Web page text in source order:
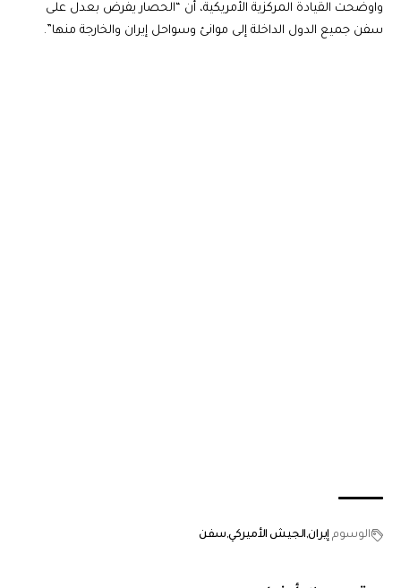
واوضحت القيادة المركزية الأمريكية، أن “الحصار يفرض بعدل على
سفن جميع الدول الداخلة إلى موانئ وسواحل إيران والخارجة منها”.
الوسوم إيران الجيش الأميركي سفن